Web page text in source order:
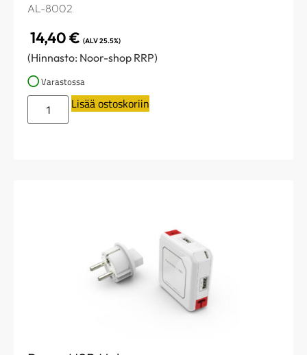
AL-8002
14,40€ (ALV 25.5%)
(Hinnasto: Noor-shop RRP)
Varastossa
Lisää ostoskoriin